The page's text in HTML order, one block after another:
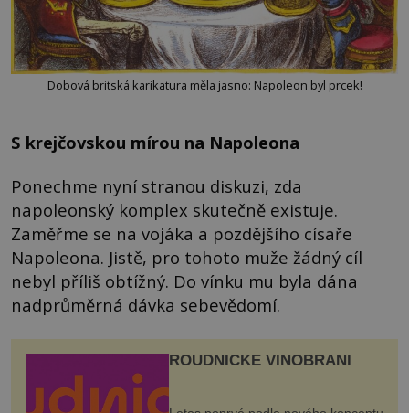
Dobová britská karikatura měla jasno: Napoleon byl prcek!
S krejčovskou mírou na Napoleona
Ponechme nyní stranou diskuzi, zda
napoleonský komplex skutečně existuje.
Zaměřme se na vojáka a pozdějšího císaře
Napoleona. Jistě, pro tohoto muže žádný cíl
nebyl příliš obtížný. Do vínku mu byla dána
nadprůměrná dávka sebevědomí.
ROUDNICKÉ VINOBRANÍ